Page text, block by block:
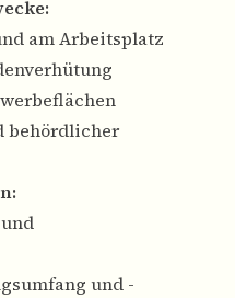
am Arbeitsplatz
behördlicher
und -